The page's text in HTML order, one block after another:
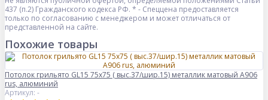
437 (п.2) Гражданского кодекса РФ. * - Спеццена предоставляется
только по согласованию с менеджером и может отличаться от
представленной на сайте.
Похожие товары
Потолок грильято GL15 75х75 ( выс.37/шир.15) металлик матовый А906
rus, алюминий
Артикул: -